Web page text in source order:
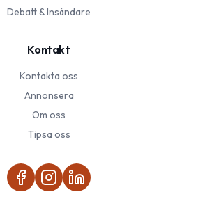
Debatt & Insändare
Kontakt
Kontakta oss
Annonsera
Om oss
Tipsa oss